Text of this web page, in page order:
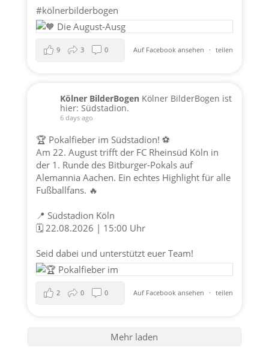
#kölnerbilderbogen
Auf Facebook ansehen · teilen
9 3 0
Kölner BilderBogen Kölner BilderBogen ist
hier: Südstadion.
6 days ago
🏆 Pokalfieber im Südstadion! ⚽️
Am 22. August trifft der FC Rheinsüd Köln in
der 1. Runde des Bitburger-Pokals auf
Alemannia Aachen. Ein echtes Highlight für alle
Fußballfans. 🔥
📍 Südstadion Köln
🗓️ 22.08.2026 | 15:00 Uhr
Seid dabei und unterstützt euer Team!
Auf Facebook ansehen · teilen
2 0 0
Mehr laden
Impressum| © perey-medien